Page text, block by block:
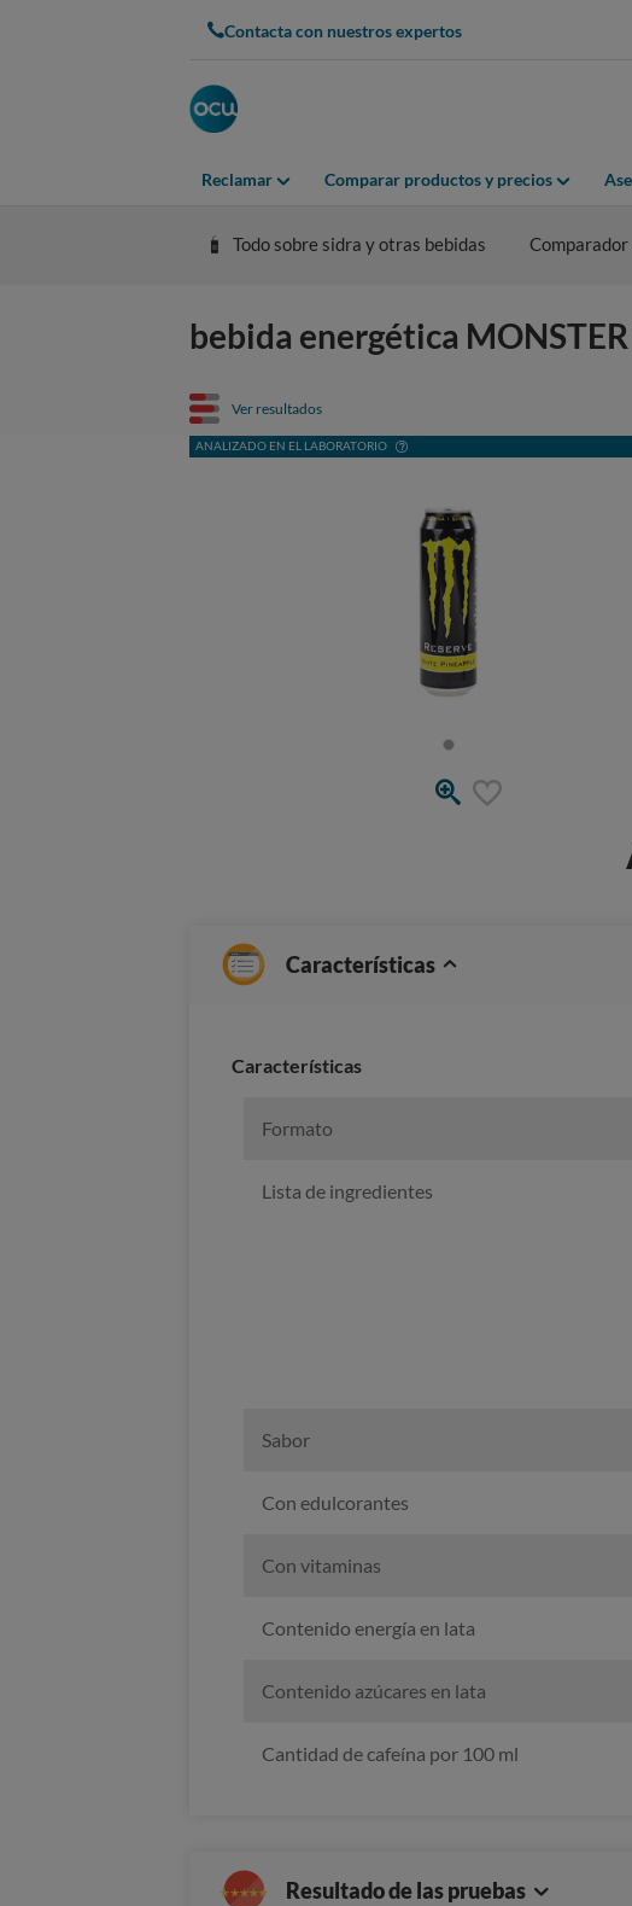
Contacta con nuestros expertos
Reclamar Comparar productos y precios
Todo sobre sidra y otras bebidas Comparador
bebida energética
Ver resultados
ANALIZADO EN EL LABORATORIO
Características
Caracterí­sticas
Formato
Lista de ingredientes
Sabor
Con edulcorantes
Con vitaminas
Contenido energía en lata
Contenido azúcares en lata
Cantidad de cafeína por 100 ml
Resultado de las pruebas